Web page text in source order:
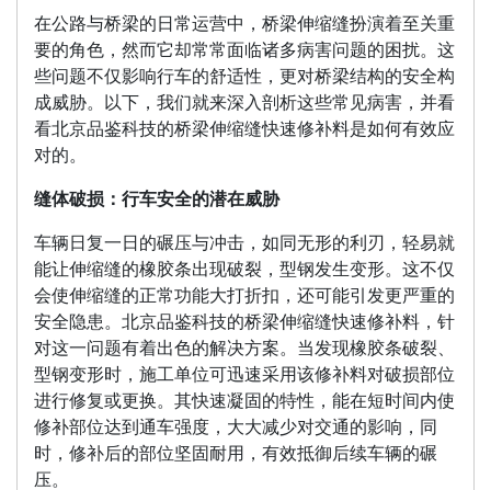
在公路与桥梁的日常运营中，桥梁伸缩缝扮演着至关重
要的角色，然而它却常常面临诸多病害问题的困扰。这
些问题不仅影响行车的舒适性，更对桥梁结构的安全构
成威胁。以下，我们就来深入剖析这些常见病害，并看
看北京品鉴科技的桥梁伸缩缝快速修补料是如何有效应
对的。
缝体破损：行车安全的潜在威胁
车辆日复一日的碾压与冲击，如同无形的利刃，轻易就
能让伸缩缝的橡胶条出现破裂，型钢发生变形。这不仅
会使伸缩缝的正常功能大打折扣，还可能引发更严重的
安全隐患。北京品鉴科技的桥梁伸缩缝快速修补料，针
对这一问题有着出色的解决方案。当发现橡胶条破裂、
型钢变形时，施工单位可迅速采用该修补料对破损部位
进行修复或更换。其快速凝固的特性，能在短时间内使
修补部位达到通车强度，大大减少对交通的影响，同
时，修补后的部位坚固耐用，有效抵御后续车辆的碾
压。